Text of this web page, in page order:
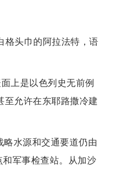
格头巾的阿拉法特，语
上是以色列史无前例
至允许在东耶路撒冷建
略水源和交通要道仍由
和军事检查站。从加沙